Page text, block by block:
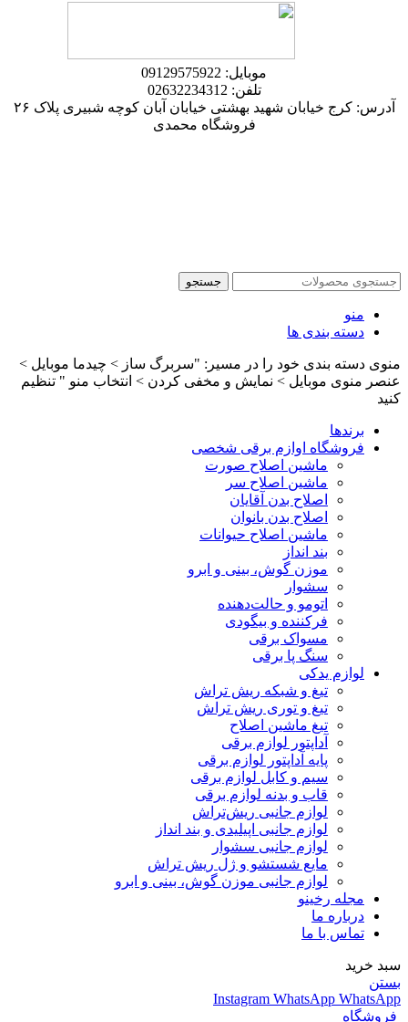
موبایل: 09129575922
تلفن: 02632234312
آدرس: کرج خیابان شهید بهشتی خیابان آبان کوچه شبیری پلاک ۲۶
فروشگاه محمدی
جستجو
منو
دسته بندی ها
منوی دسته بندی خود را در مسیر: "سربرگ ساز > چیدما موبایل >
عنصر منوی موبایل > نمایش و مخفی کردن > انتخاب منو " تنظیم
کنید
برندها
فروشگاه اوازم برقی شخصی
ماشین اصلاح صورت
ماشین اصلاح سر
اصلاح بدن آقایان
اصلاح بدن بانوان
ماشین اصلاح حیوانات
بند انداز
موزن گوش، بینی و ابرو
سشوار
اتومو و حالت‌دهنده
فرکننده و بیگودی
مسواک برقی
سنگ پا برقی
لوازم یدکی
تیغ و شبکه ریش تراش
تیغ و توری ریش تراش
تیغ ماشین اصلاح
آداپتور لوازم برقی
پایه آداپتور لوازم برقی
سیم و کابل لوازم برقی
قاب و بدنه لوازم برقی
لوازم جانبی ریش‌تراش
لوازم جانبی اپیلیدی و بند انداز
لوازم جانبی سشوار
مایع شستشو و ژل ریش تراش
لوازم جانبی موزن گوش، بینی و ابرو
مجله رخینو
درباره ما
تماس با ما
سبد خرید
بستن
Instagram WhatsApp WhatsApp
فروشگاه